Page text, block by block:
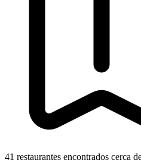
41 restaurantes encontrados cerca